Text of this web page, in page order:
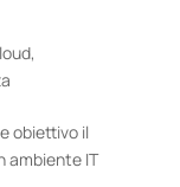
,
obiettivo il
ambiente IT